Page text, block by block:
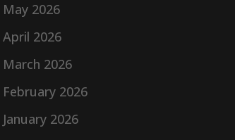
May 2026
April 2026
March 2026
February 2026
January 2026